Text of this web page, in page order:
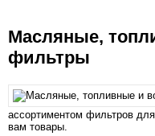
Масляные,
фильтры
ассортиментом фильтров
вам товары.